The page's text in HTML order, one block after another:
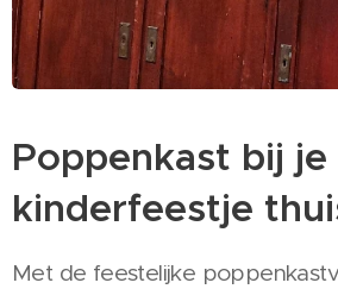
Poppenkast bij je
kinderfeestje
Met de feestelijke